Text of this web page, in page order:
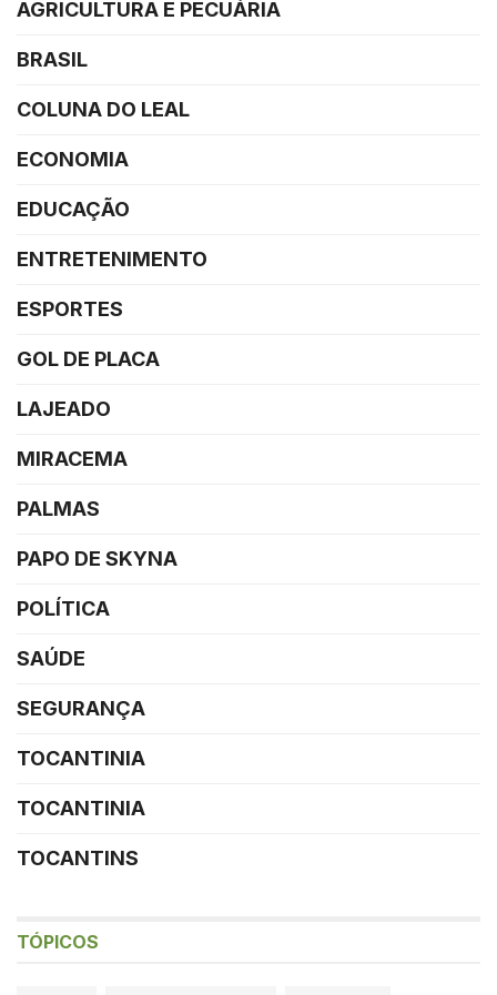
AGRICULTURA E PECUÁRIA
BRASIL
COLUNA DO LEAL
ECONOMIA
EDUCAÇÃO
ENTRETENIMENTO
ESPORTES
GOL DE PLACA
LAJEADO
MIRACEMA
PALMAS
PAPO DE SKYNA
POLÍTICA
SAÚDE
SEGURANÇA
TOCANTINIA
TOCANTINIA
TOCANTINS
TÓPICOS